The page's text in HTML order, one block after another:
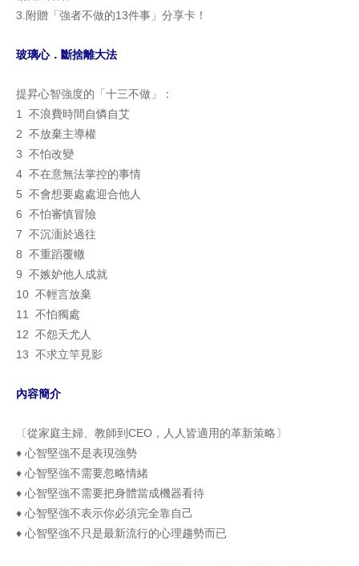
3.附贈「強者不做的13件事」分享卡！
玻璃心．斷捨離大法
提昇心智強度的「十三不做」：
1 不浪費時間自憐自艾
2 不放棄主導權
3 不怕改變
4 不在意無法掌控的事情
5 不會想要處處迎合他人
6 不怕審慎冒險
7 不沉湎於過往
8 不重蹈覆轍
9 不嫉妒他人成就
10 不輕言放棄
11 不怕獨處
12 不怨天尤人
13 不求立竿見影
內容簡介
〔從家庭主婦、教師到CEO，人人皆適用的革新策略〕
♦ 心智堅強不是表現強勢
♦ 心智堅強不需要忽略情緒
♦ 心智堅強不需要把身體當成機器看待
♦ 心智堅強不表示你必須完全靠自己
♦ 心智堅強不只是最新流行的心理趨勢而已